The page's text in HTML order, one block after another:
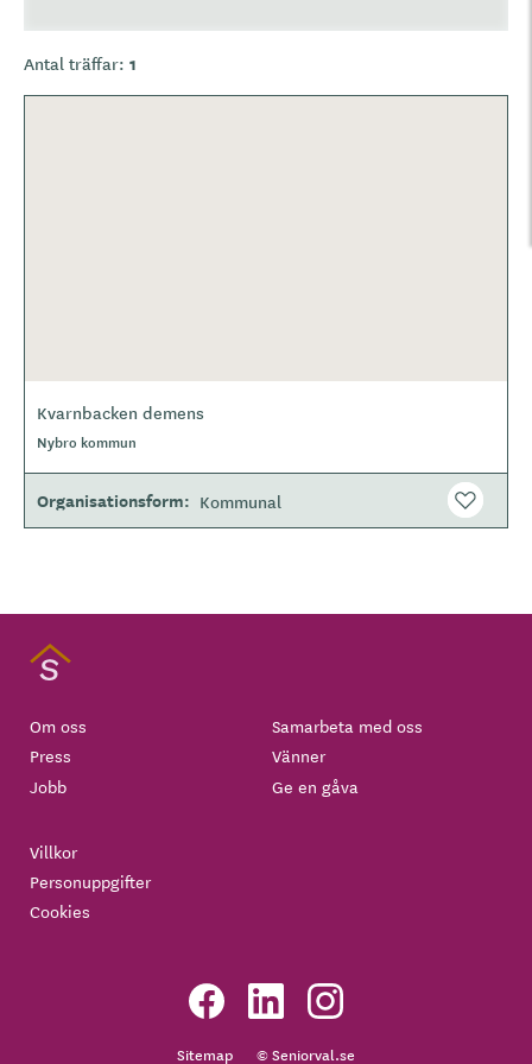
Antal träffar: 1
Kvarnbacken demens
O
m
r
å
d
e
Nybro kommun
Organisationsform Kommunal
Om oss
Press
Jobb
Samarbeta med oss
Vänner
Ge en gåva
Villkor
Personuppgifter
Cookies
Sitemap © Seniorval.se